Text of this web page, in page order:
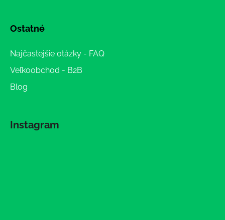
Ostatné
Najčastejšie otázky - FAQ
Veľkoobchod - B2B
Blog
Instagram